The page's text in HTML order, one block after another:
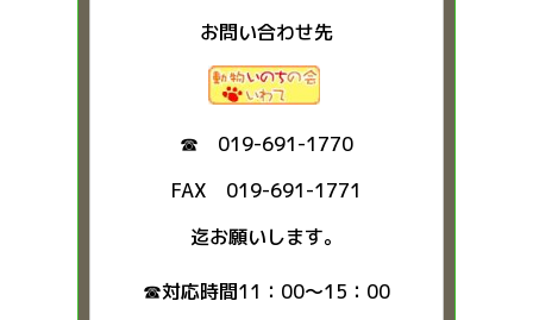
お問い合わせ先
☎ 019-691-1770
FAX 019-691-1771
迄お願いします。
☎対応時間11：00～15：00